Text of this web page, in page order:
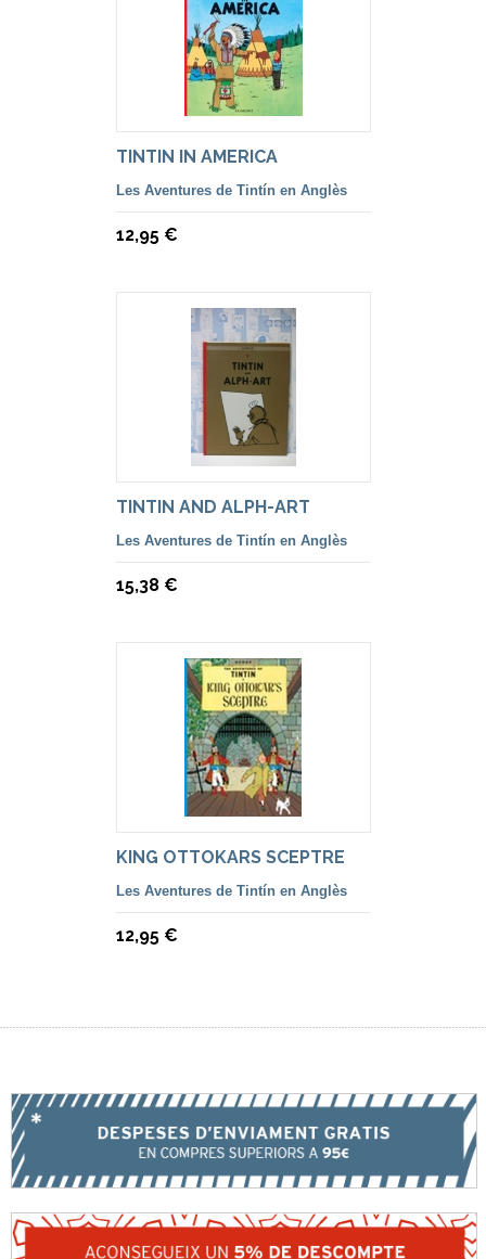
TINTIN IN AMERICA
Les Aventures de Tintín en Anglès
12,95 €
TINTIN AND ALPH-ART
Les Aventures de Tintín en Anglès
15,38 €
KING OTTOKARS SCEPTRE
Les Aventures de Tintín en Anglès
12,95 €